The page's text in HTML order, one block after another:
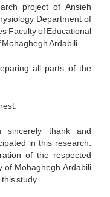
project of Ansieh
Department of
Faculty of Educational
Ardabili.
all parts of the
thank and
in this research.
of the respected
Mohaghegh Ardabili
study.